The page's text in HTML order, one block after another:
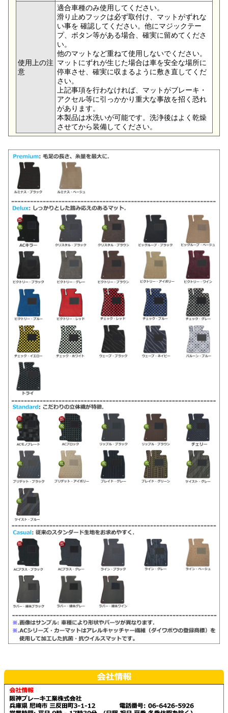
使用上の注
意
適合車種のみ使用してください。
滑り止めフックは必ず取付け、マットがずれな
い事を 確認してください。他にマジックテー
プ、ボタン等がある場合、確実に留めてくださ
い。
他のマットなど重ねて使用しないでください。
マットにずれが生じた場合は車を安全な場所に
停車させ、確実に収まるように敷き直してくだ
さい。
上記事項を行わなければ、マットがブレーキ・
アクセル等に引っかかり重大な事故を招く恐れ
があります。
本製品は水洗いが可能です。洗浄後はよく乾燥
させてから装備してください。